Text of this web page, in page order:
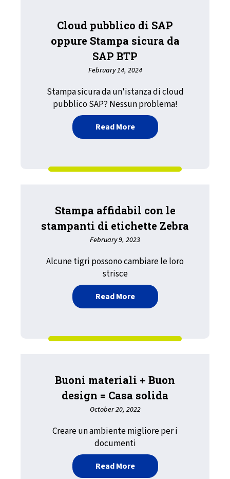
Cloud pubblico di SAP
oppure Stampa sicura da
SAP BTP
February 14, 2024
Stampa sicura da un'istanza di cloud
pubblico SAP? Nessun problema!
Read Moreabout Cloud pubblico di
Stampa affidabil con le
stampanti di etichette Zebra
February 9, 2023
Alcune tigri possono cambiare le loro
strisce
Read Moreabout Stampa affidabil
Buoni materiali + Buon
design = Casa solida
October 20, 2022
Creare un ambiente migliore per i
documenti
Read Moreabout Buoni materiali +